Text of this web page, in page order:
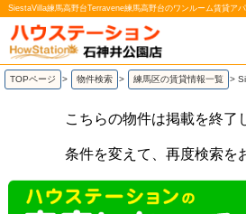
TOPページ > 物件検索 > 練馬区の賃貸情報一覧 >
こちらの物件は掲載を終了
条件を変えて、再度検索を